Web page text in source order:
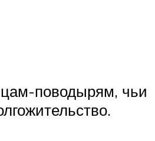
поводырям, чьи